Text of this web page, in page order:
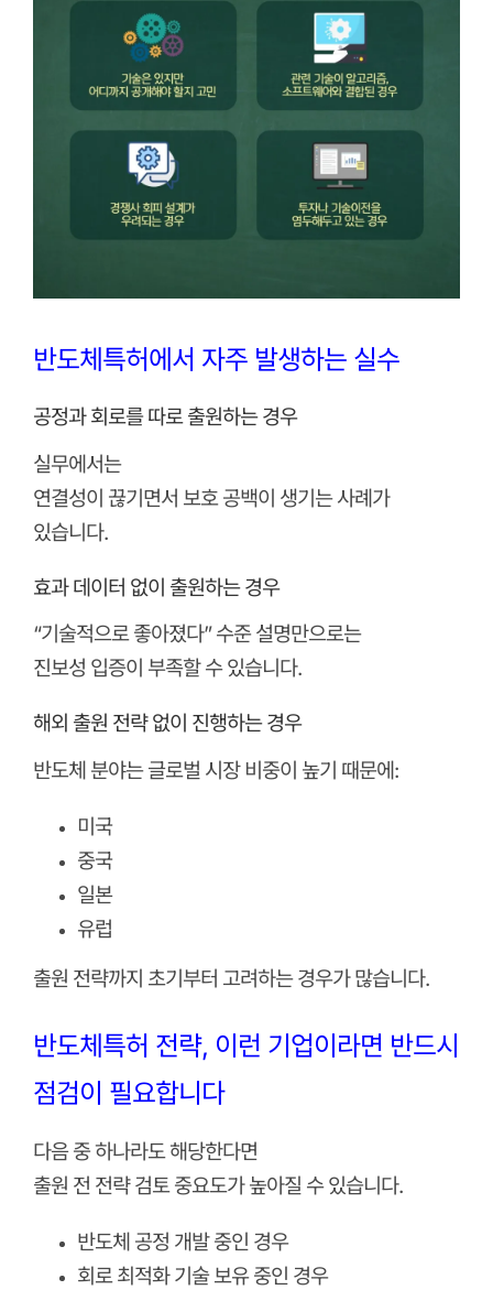
반도체특허에서 자주 발생하는 실수
공정과 회로를 따로 출원하는 경우
실무에서는
연결성이 끊기면서 보호 공백이 생기는 사례가
있습니다.
효과 데이터 없이 출원하는 경우
“기술적으로 좋아졌다” 수준 설명만으로는
진보성 입증이 부족할 수 있습니다.
해외 출원 전략 없이 진행하는 경우
반도체 분야는 글로벌 시장 비중이 높기 때문에:
미국
중국
일본
유럽
출원 전략까지 초기부터 고려하는 경우가 많습니다.
반도체특허 전략, 이런 기업이라면 반드시
점검이 필요합니다
다음 중 하나라도 해당한다면
출원 전 전략 검토 중요도가 높아질 수 있습니다.
반도체 공정 개발 중인 경우
회로 최적화 기술 보유 중인 경우